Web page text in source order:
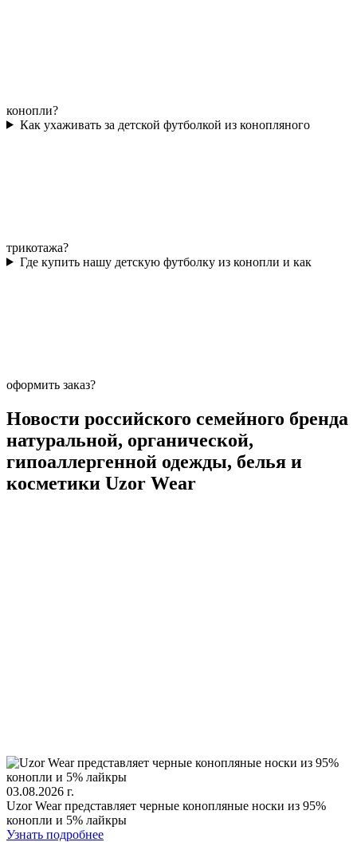
конопли?
Как ухаживать за детской футболкой из конопляного
трикотажа?
Где купить нашу детскую футболку из конопли и как
оформить заказ?
Новости российского семейного бренда
натуральной, органической,
гипоаллергенной одежды, белья и
косметики Uzor Wear
03.08.2026 г.
Uzor Wear представляет черные конопляные носки из 95%
конопли и 5% лайкры
Узнать подробнее